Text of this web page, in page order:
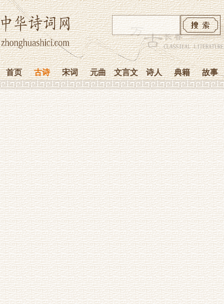
首页 古诗 宋词 元曲 文言文 诗人 典籍 故事